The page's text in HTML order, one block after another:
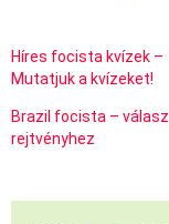
Híres focista kvízek –
Mutatjuk a kvízeket!
Brazil focista – válasz
rejtvényhez